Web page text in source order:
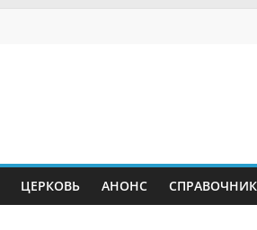
ЦЕРКОВЬ АНОНС СПРАВОЧНИК